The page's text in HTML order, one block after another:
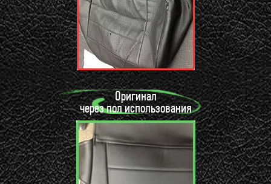
Оригинал
через пол использования